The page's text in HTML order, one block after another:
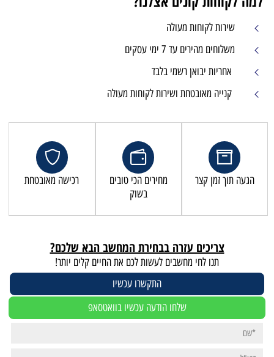
שירות לקוחות מעולה
משלוחים מהירים עד 7 ימי עסקים
אחריות יבואן רשמי בלבד
קנייה מאובטחת ושירות לקוחות מעולה
הגעה תוך זמן קצר
מחירים הכי טובים
בשוק
רכישה מאובטחת
צריכים עזרה בבחירת המחשב הבא שלכם?
תנו לחי מחשבים לעשות לכם את החיים קלים יותר!
התקשרו עכשיו
שלחו הודעה עכשיו בוואטסאפ